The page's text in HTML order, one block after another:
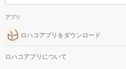
アプリ
ロハコアプリをダウンロード
ロハコアプリについて